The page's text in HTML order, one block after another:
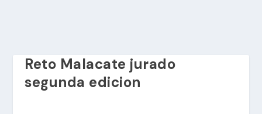
Reto Malacate jurado
segunda edicion